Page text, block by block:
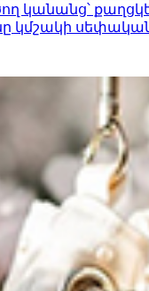
կանանց՝
կմշակի